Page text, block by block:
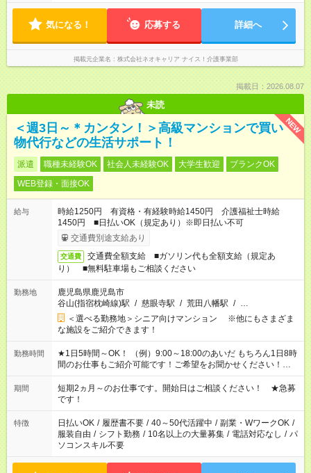
気になる！ 応募する 詳細へ
掲載元企業名 株式会社ネオキャリア ナイス！介護事業部
掲載日：2026.08.07
未読
NEW
＜週3日～＊カンタン！＞高級マンションで買い
物代行などの生活サポート！
派遣 職種未経験OK 社会人未経験OK 大学生歓迎
ブランクOK
WEB登録・面接OK
給与
時給1250円 有資格・有経験時給1450円 介護福祉士時給
1450円 ■日払いOK（規定あり）※即日払い不可
交通費別途支給あり
交通費
交通費全額支給 ■ガソリン代も全額支給（規定あ
り） ■無料駐車場もご相談ください
勤務地
鹿児島県鹿児島市
谷山(指宿枕崎線)駅 / 慈眼寺駅 / 荒田八幡駅 / …
＜選べる勤務地＞シニア向けマンション ※他にもさまざま
な施設をご紹介できます！
勤務時間
★1日5時間～OK！ （例）9:00～18:00のあいだ もちろん1日8時
間のお仕事もご紹介可能です！ご希望をお聞かせください！★家
庭の都合でお休みが必要な場合も遠慮なくご相談ください。 ※
週最低15時間以上の勤務が必要です
期間
短期2ヵ月～のお仕事です。開始日はご相談ください！ ★急募
です！
特徴 日払いOK / 履歴書不要 / 40～50代活躍中 / 副業・WワークOK /
服装自由 / シフト勤務 / 10名以上の大量募集 / 電話対応なし / パ
ソコンスキル不要